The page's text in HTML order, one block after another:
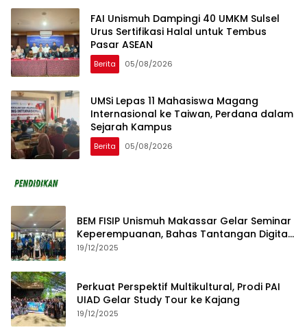
FAI Unismuh Dampingi 40 UMKM Sulsel
Urus Sertifikasi Halal untuk Tembus
Pasar ASEAN
Berita 05/08/2026
UMSi Lepas 11 Mahasiswa Magang
Internasional ke Taiwan, Perdana dalam
Sejarah Kampus
Berita 05/08/2026
BEM FISIP Unismuh Makassar Gelar Seminar
Keperempuanan, Bahas Tantangan Digital
dan Budaya Lokal
19/12/2025
Perkuat Perspektif Multikultural, Prodi PAI
UIAD Gelar Study Tour ke Kajang
19/12/2025